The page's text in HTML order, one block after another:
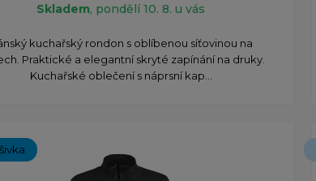
Skladem, pondělí 10. 8. u vás
kuchařský rondon s oblíbenou síťovinou na
Praktické a elegantní skryté zapínání na druky.
Kuchařské oblečení s náprsní kap...